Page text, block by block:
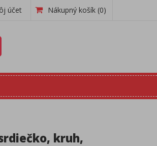
účet Nákupný košík (0)
kruh,